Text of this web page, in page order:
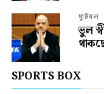
ফুটবল
ভুল
SPORTS BOX